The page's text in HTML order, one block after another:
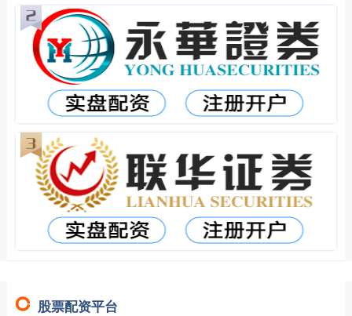
股票配资平台